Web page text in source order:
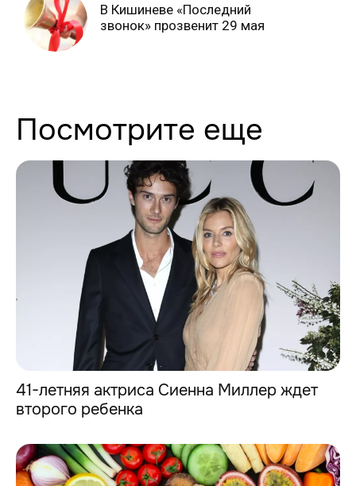
В Кишиневе «Последний
звонок» прозвенит 29 мая
Посмотрите еще
41-летняя актриса Сиенна Миллер ждет
второго ребенка